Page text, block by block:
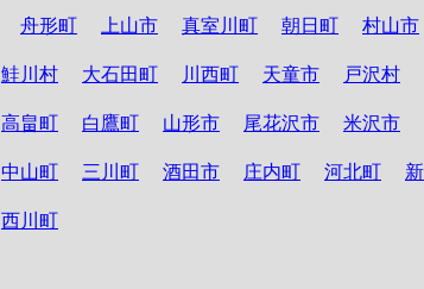
舟形町 上山市 真室川町 朝日町 村山市
鮭川村 大石田町 川西町 天童市 戸沢村
高畠町 白鷹町 山形市 尾花沢市 米沢市
中山町 三川町 酒田市 庄内町 河北町
西川町